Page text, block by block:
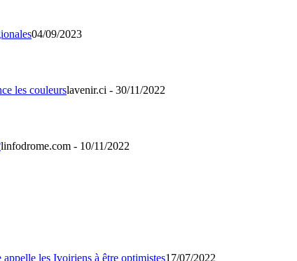
04/09/2023
lavenir.ci - 30/11/2022
linfodrome.com - 10/11/2022
17/07/2022